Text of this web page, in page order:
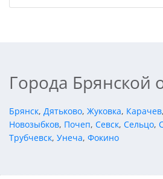
Города Брянской
Брянск, Дятьково, Жуковка, Карачев,
Новозыбков, Почеп, Севск, Сельцо,
Трубчевск, Унеча, Фокино